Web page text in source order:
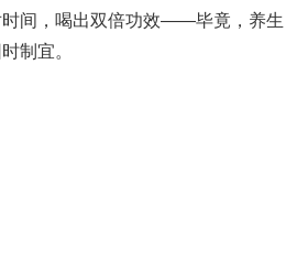
时间，喝出双倍功效——毕竟，养生
制宜。